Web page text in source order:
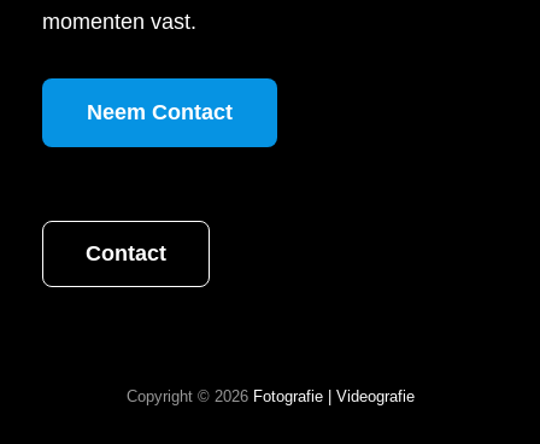
momenten vast.
Neem Contact
Contact
Copyright © 2026 Fotografie | Videografie